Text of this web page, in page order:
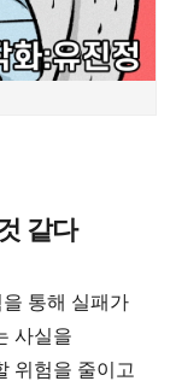
같다
통해 실패가
사실을
위험을 줄이고